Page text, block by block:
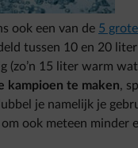
ook een van de 5
tussen 10 en 20
(zo’n 15 liter warm
kampioen te maken,
je namelijk je
om ook meteen minder